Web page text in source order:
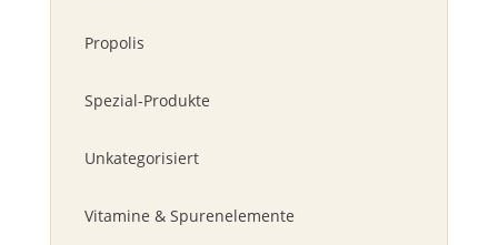
Propolis
Spezial-Produkte
Unkategorisiert
Vitamine & Spurenelemente